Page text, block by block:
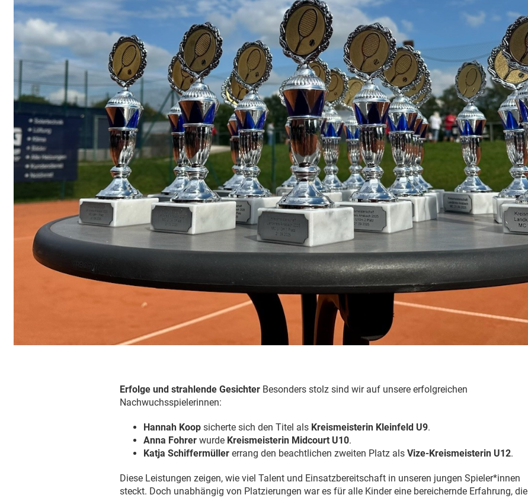
Erfolge und strahlende GesichterBesonders stolz sind wir auf unsere erfolgreichen
Nachwuchsspielerinnen:
Hannah Koopsicherte sich den Titel als Kreismeisterin Kleinfeld U9.
Anna Fohrerwurde Kreismeisterin Midcourt U10.
Katja Schiffermüllererrang den beachtlichen zweiten Platz als Vize-Kreismeisterin U12.
Diese Leistungen zeigen, wie viel Talent und Einsatzbereitschaft in unseren jungen Spieler*innen
steckt. Doch unabhängig von Platzierungen war es für alle Kinder eine bereichernde Erfahrung, die